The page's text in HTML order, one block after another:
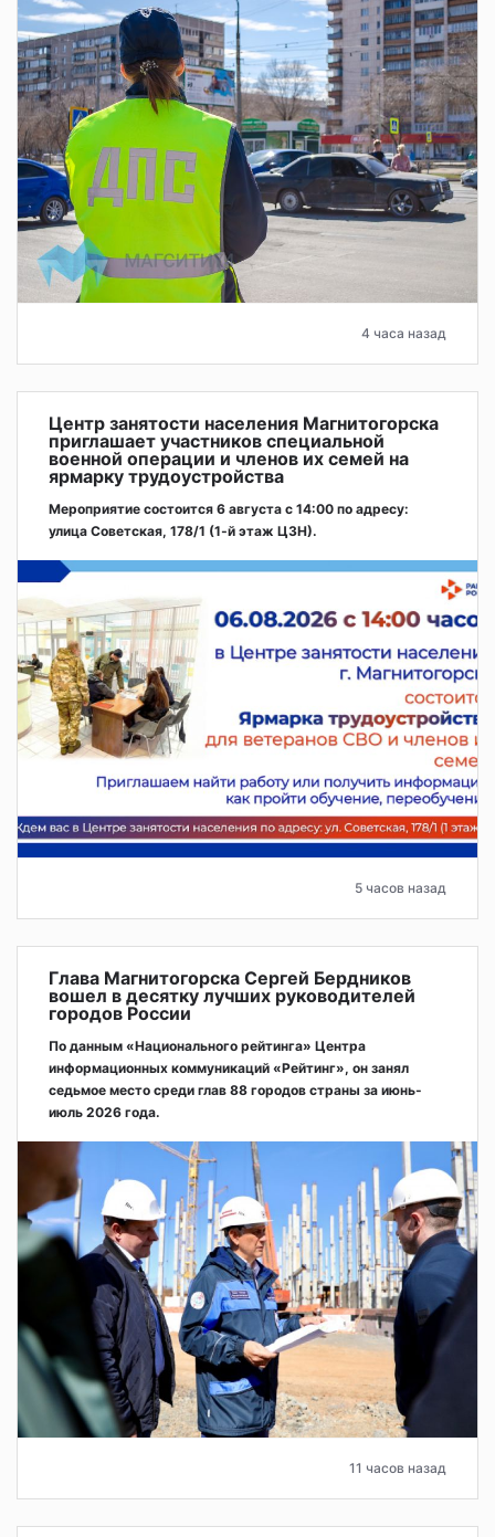
4 часа назад
Центр занятости населения Магнитогорска
приглашает участников специальной
военной операции и членов их семей на
ярмарку трудоустройства
Мероприятие состоится 6 августа с 14:00 по адресу:
улица Советская, 178/1 (1‑й этаж ЦЗН).
5 часов назад
Глава Магнитогорска Сергей Бердников
вошел в десятку лучших руководителей
городов России
По данным «Национального рейтинга» Центра
информационных коммуникаций «Рейтинг», он занял
седьмое место среди глав 88 городов страны за июнь-
июль 2026 года.
11 часов назад